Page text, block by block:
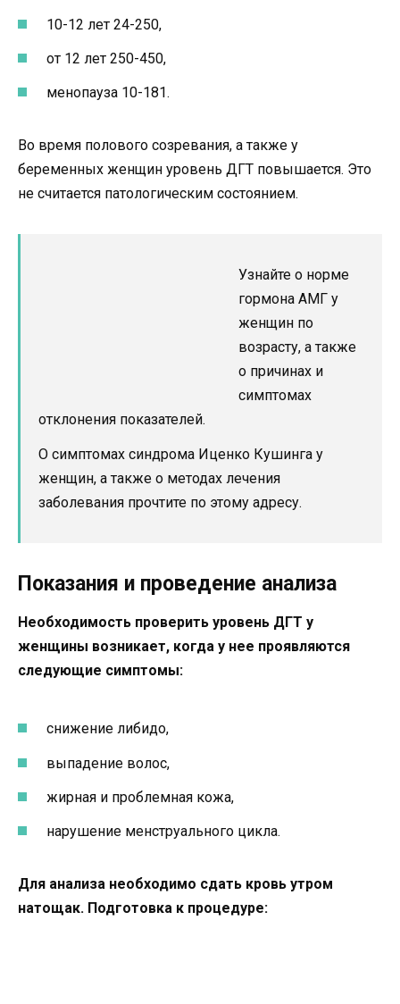
10-12 лет 24-250,
от 12 лет 250-450,
менопауза 10-181.
Во время полового созревания, а также у
беременных женщин уровень ДГТ повышается. Это
не считается патологическим состоянием.
Узнайте о норме
гормона АМГ у
женщин по
возрасту, а также
о причинах и
симптомах
отклонения показателей.
О симптомах синдрома Иценко Кушинга у
женщин, а также о методах лечения
заболевания прочтите по этому адресу.
Показания и проведение анализа
Необходимость проверить уровень ДГТ у
женщины возникает, когда у нее проявляются
следующие симптомы:
снижение либидо,
выпадение волос,
жирная и проблемная кожа,
нарушение менструального цикла.
Для анализа необходимо сдать кровь утром
натощак. Подготовка к процедуре: